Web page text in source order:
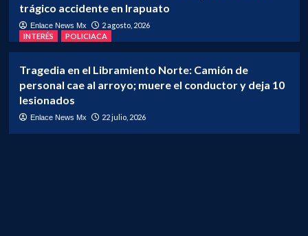
trágico accidente en Irapuato
Enlace News Mx
2 agosto, 2026
INTERÉS
POLICIACA
Tragedia en el Libramiento Norte: Camión de
personal cae al arroyo; muere el conductor y deja 10
lesionados
Enlace News Mx 22 julio, 2026